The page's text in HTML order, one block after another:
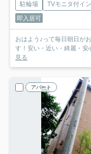
駐輪場
TVモニタ付イ
即入居可
おはよう♪って毎日朝日が
す！安い・近い・綺麗・安
見る
アパート